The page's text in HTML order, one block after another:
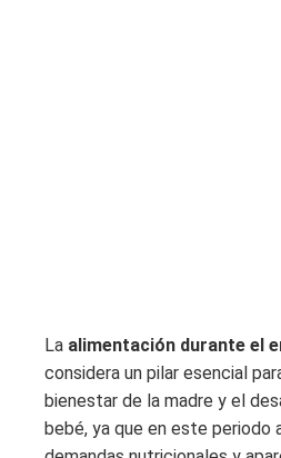
La alimentación durante el
considera un pilar esencial
bienestar de la madre y el
bebé, ya que en este periodo